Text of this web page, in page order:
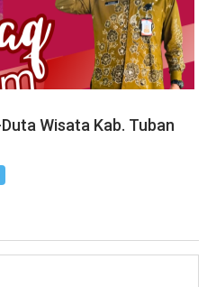
Wisata Kab. Tuban